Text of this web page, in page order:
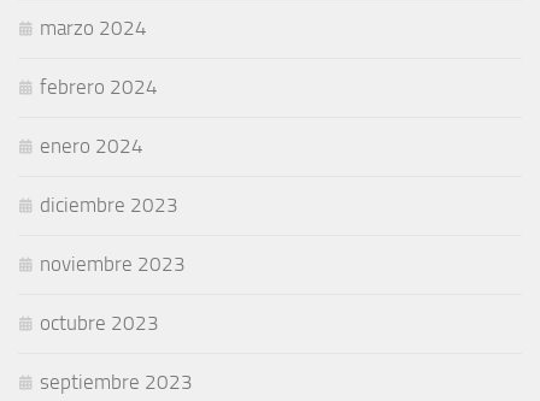
marzo 2024
febrero 2024
enero 2024
diciembre 2023
noviembre 2023
octubre 2023
septiembre 2023